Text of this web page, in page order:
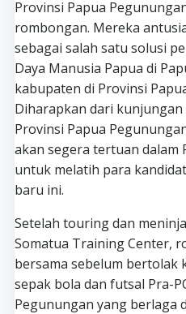
Provinsi Papua
rombongan. Mereka
sebagai salah satu solusi
Daya Manusia Papua di
kabupaten di Provinsi
Diharapkan dari kunjungan
Provinsi Papua
akan segera tertuan dalam
untuk melatih para
baru ini.
Setelah touring dan
Somatua Training Center,
bersama sebelum bertolak
sepak bola dan futsal Pra-
Pegunungan yang berlaga